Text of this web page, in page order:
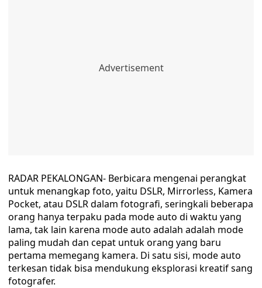
RADAR PEKALONGAN- Berbicara mengenai perangkat
untuk menangkap foto, yaitu DSLR, Mirrorless, Kamera
Pocket, atau DSLR dalam fotografi, seringkali beberapa
orang hanya terpaku pada mode auto di waktu yang
lama, tak lain karena mode auto adalah adalah mode
paling mudah dan cepat untuk orang yang baru
pertama memegang kamera. Di satu sisi, mode auto
terkesan tidak bisa mendukung eksplorasi kreatif sang
fotografer.